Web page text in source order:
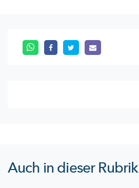
Auch in dieser Rubrik